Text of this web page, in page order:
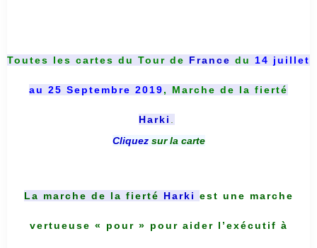
Toutes les cartes du Tour de France du 14 juillet
au 25 Septembre 2019, Marche de la fierté
Harki .
Cliquez sur la carte
La marche de la fierté Harki est une marche
vertueuse « pour » pour aider l’exécutif à